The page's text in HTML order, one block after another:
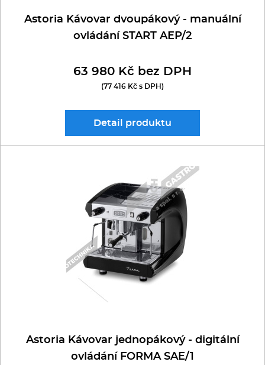
BAZAR
Astoria Kávovar dvoupákový - manuální
ovládání START AEP/2
63 980 Kč bez DPH
(77 416 Kč s DPH)
Detail produktu
Astoria Kávovar jednopákový - digitální
ovládání FORMA SAE/1